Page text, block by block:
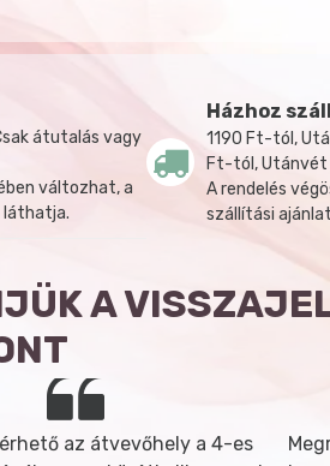
átutalás vagy
változhat, a
láthatja.
Házhoz
1190 Ft-tól,
Ft-tól, Utánvét
A rendelés
szállítási
A
az átvevőhely a 4-es